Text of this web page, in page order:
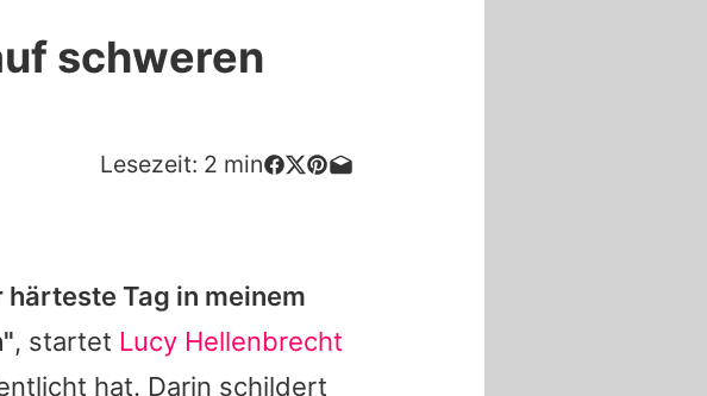
schweren
Lesezeit: 2 min
Tag in meinem
, startet Lucy Hellenbrecht
hat. Darin schildert